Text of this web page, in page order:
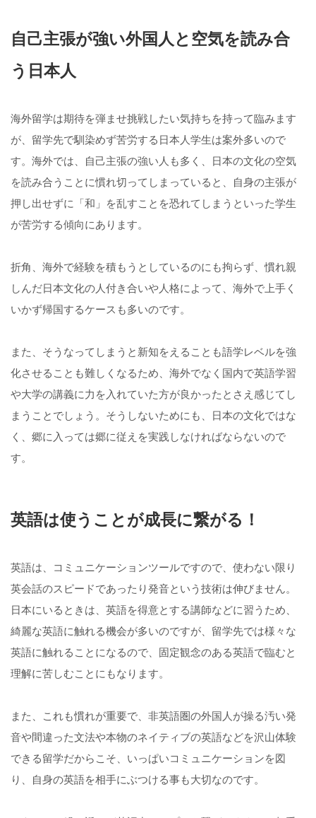
自己主張が強い外国人と空気を読み合
う日本人
海外留学は期待を弾ませ挑戦したい気持ちを持って臨みます
が、留学先で馴染めず苦労する日本人学生は案外多いので
す。海外では、自己主張の強い人も多く、日本の文化の空気
を読み合うことに慣れ切ってしまっていると、自身の主張が
押し出せずに「和」を乱すことを恐れてしまうといった学生
が苦労する傾向にあります。
折角、海外で経験を積もうとしているのにも拘らず、慣れ親
しんだ日本文化の人付き合いや人格によって、海外で上手く
いかず帰国するケースも多いのです。
また、そうなってしまうと新知をえることも語学レベルを強
化させることも難しくなるため、海外でなく国内で英語学習
や大学の講義に力を入れていた方が良かったとさえ感じてし
まうことでしょう。そうしないためにも、日本の文化ではな
く、郷に入っては郷に従えを実践しなければならないので
す。
英語は使うことが成長に繋がる！
英語は、コミュニケーションツールですので、使わない限り
英会話のスピードであったり発音という技術は伸びません。
日本にいるときは、英語を得意とする講師などに習うため、
綺麗な英語に触れる機会が多いのですが、留学先では様々な
英語に触れることになるので、固定観念のある英語で臨むと
理解に苦しむことにもなります。
また、これも慣れが重要で、非英語圏の外国人が操る汚い発
音や間違った文法や本物のネイティブの英語などを沢山体験
できる留学だからこそ、いっぱいコミュニケーションを図
り、自身の英語を相手にぶつける事も大切なのです。